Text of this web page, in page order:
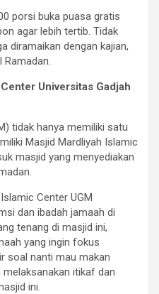
porsi buka puasa gratis
agar lebih tertib. Tidak
diramaikan dengan kajian,
Universitas Gadjah
tidak hanya memiliki satu
Masjid Mardliyah Islamic
masjid yang menyediakan
Center UGM
dan ibadah jamaah di
tenang di masjid ini,
yang ingin fokus
soal nanti mau makan
itikaf dan
ini.